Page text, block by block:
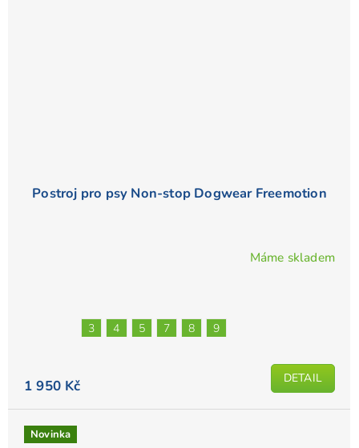
Postroj pro psy Non-stop Dogwear Freemotion
5
hvězdiček.
Máme skladem
1 950 Kč DETAIL
3 4 5 7 8 9
Novinka